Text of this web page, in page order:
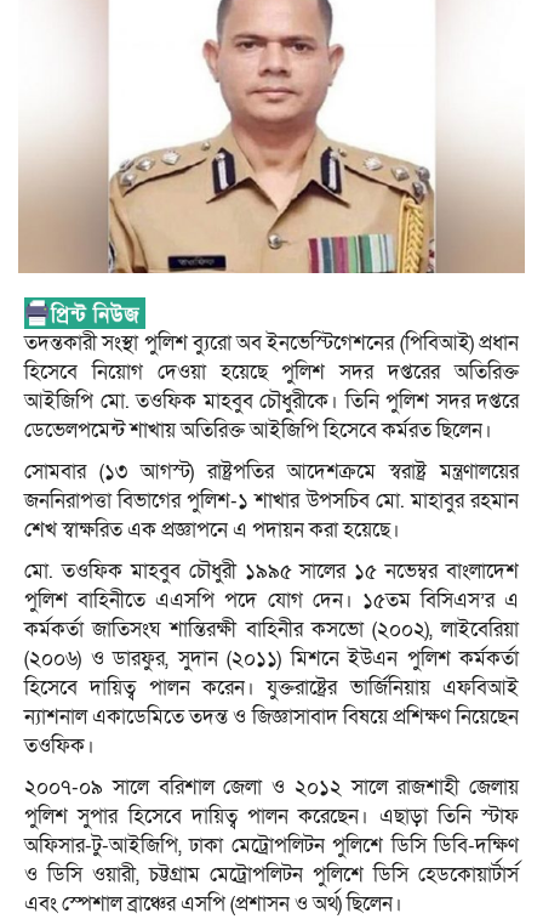
তদন্তকারী সংস্থা পুলিশ ব্যুরো অব ইনভেস্টিগেশনের (পিবিআই) প্রধান
হিসেবে নিয়োগ দেওয়া হয়েছে পুলিশ সদর দপ্তরের অতিরিক্ত
আইজিপি মো. তওফিক মাহবুব চৌধুরীকে। তিনি পুলিশ সদর দপ্তরে
ডেভেলপমেন্ট শাখায় অতিরিক্ত আইজিপি হিসেবে কর্মরত ছিলেন।
সোমবার (১৩ আগস্ট) রাষ্ট্রপতির আদেশক্রমে স্বরাষ্ট্র মন্ত্রণালয়ের
জননিরাপত্তা বিভাগের পুলিশ-১ শাখার উপসচিব মো. মাহাবুর রহমান
শেখ স্বাক্ষরিত এক প্রজ্ঞাপনে এ পদায়ন করা হয়েছে।
মো. তওফিক মাহবুব চৌধুরী ১৯৯৫ সালের ১৫ নভেম্বর বাংলাদেশ
পুলিশ বাহিনীতে এএসপি পদে যোগ দেন। ১৫তম বিসিএস’র এ
কর্মকর্তা জাতিসংঘ শান্তিরক্ষী বাহিনীর কসভো (২০০২), লাইবেরিয়া
(২০০৬) ও ডারফুর, সুদান (২০১১) মিশনে ইউএন পুলিশ কর্মকর্তা
হিসেবে দায়িত্ব পালন করেন। যুক্তরাষ্ট্রের ভার্জিনিয়ায় এফবিআই
ন্যাশনাল একাডেমিতে তদন্ত ও জিজ্ঞাসাবাদ বিষয়ে প্রশিক্ষণ নিয়েছেন
তওফিক।
২০০৭-০৯ সালে বরিশাল জেলা ও ২০১২ সালে রাজশাহী জেলায়
পুলিশ সুপার হিসেবে দায়িত্ব পালন করেছেন। এছাড়া তিনি স্টাফ
অফিসার-টু-আইজিপি, ঢাকা মেট্রোপলিটন পুলিশে ডিসি ডিবি-দক্ষিণ
ও ডিসি ওয়ারী, চট্টগ্রাম মেট্রোপলিটন পুলিশে ডিসি হেডকোয়ার্টার্স
এবং স্পেশাল ব্রাঞ্চের এসপি (প্রশাসন ও অর্থ) ছিলেন।